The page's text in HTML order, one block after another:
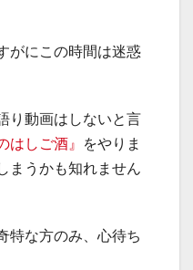
がにこの時間は迷惑
り動画はしないと言
はしご酒』
をやりま
まうかも知れません
特な方のみ、心待ち